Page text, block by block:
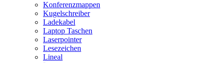
Konferenzmappen
Kugelschreiber
Ladekabel
Laptop Taschen
Laserpointer
Lesezeichen
Lineal